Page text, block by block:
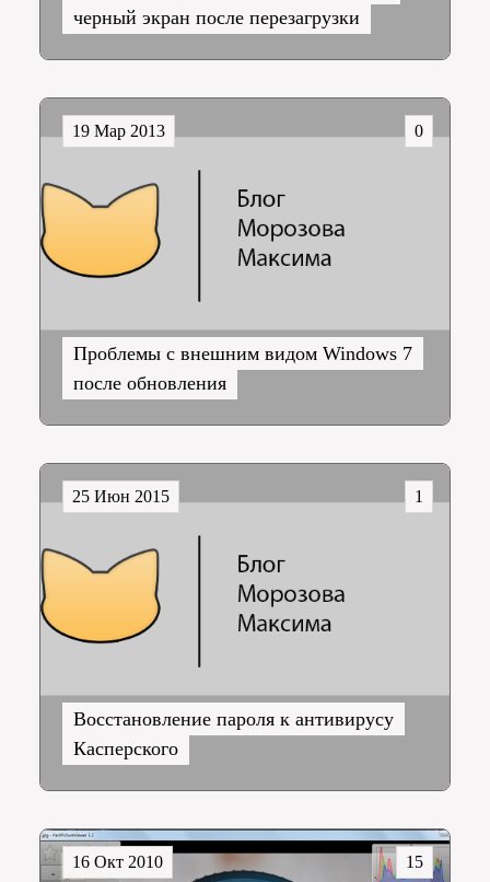
черный экран после перезагрузки
Проблемы с внешним видом Windows 7
после обновления
0
19 Мар 2013
Восстановление пароля к антивирусу
Касперского
1
25 Июн 2015
15
16 Окт 2010